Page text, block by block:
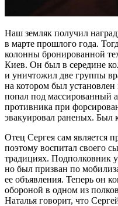
Наш земляк получил
в марте прошлого года.
колонны бронированной
Киев. Он был в середине
и уничтожил две группы
на котором был
попал под массированный
противника при
эвакуировал раненых. Был
Отец Сергея сам является
поэтому воспитал своего
традициях. Подполковник
но был призван по
ее объявления. Теперь он
обороной в одном из
Наталья говорит, что